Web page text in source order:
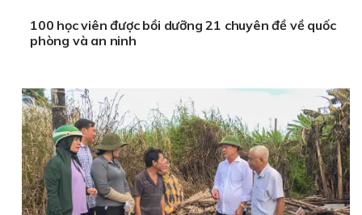
100 học viên được bồi dưỡng 21 chuyên đề về quốc
phòng và an ninh